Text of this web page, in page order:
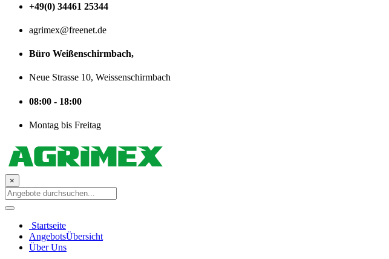
+49(0) 34461 25344
agrimex@freenet.de
Büro Weißenschirmbach,
Neue Strasse 10, Weissenschirmbach
08:00 - 18:00
Montag bis Freitag
×
Startseite
AngebotsÜbersicht
Über Uns